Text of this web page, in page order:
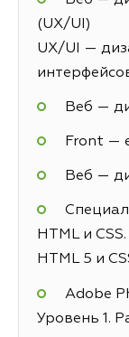
(UX/UI)
UX/UI —
Веб —
Front —
Веб —
HTML и
HTML 5 и
Adobe
Уровень 1.